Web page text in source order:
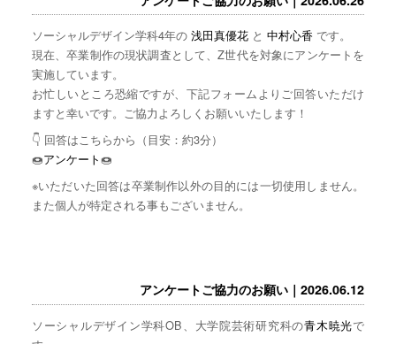
ソーシャルデザイン学科4年の 浅田真優花と 中村心香 です。
現在、卒業制作の現状調査として、Z世代を対象にアンケートを
実施しています。
お忙しいところ恐縮ですが、下記フォームよりご回答いただけ
ますと幸いです。ご協力よろしくお願いいたします！
👇 回答はこちらから（目安：約3分）
🍩アンケート🍩
※いただいた回答は卒業制作以外の目的には一切使用しません。
また個人が特定される事もございません。
アンケートご協力のお願い｜2026.06.12
ソーシャルデザイン学科OB、大学院芸術研究科の青木暁光で